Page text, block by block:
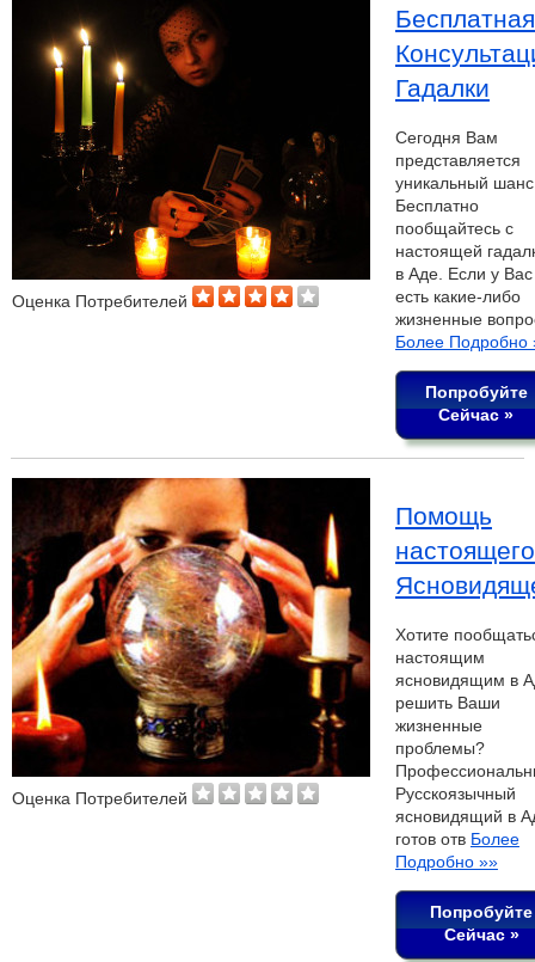
Оценка Потребителей
Бесплатная
Гадалки
Сегодня Вам
представляется
уникальный
Бесплатно
пообщайтесь с
настоящей
в Аде. Если у Вас
есть какие-либо
жизненные
Более Подробно
Попробуйте
Сейчас »
Оценка Потребителей
Помощь
настоящего
Хотите
настоящим
ясновидящим в
решить Ваши
жизненные
проблемы?
Русскоязычный
ясновидящий в
готов отв Более
Подробно »»
Попробуйте
Сейчас »